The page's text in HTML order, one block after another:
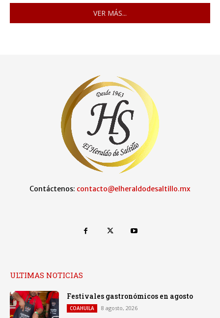
VER MÁS...
Contáctenos: contacto@elheraldodesaltillo.mx
ULTIMAS NOTICIAS
Festivales gastronómicos en agosto
COAHUILA 8 agosto, 2026